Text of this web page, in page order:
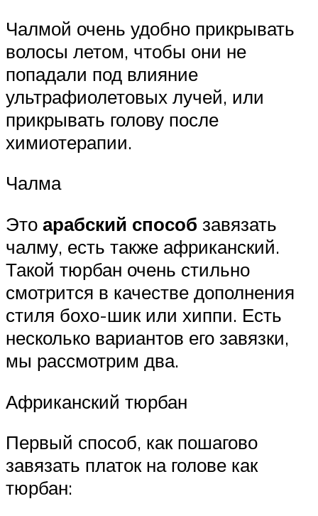
Чалмой очень удобно прикрывать
волосы летом, чтобы они не
попадали под влияние
ультрафиолетовых лучей, или
прикрывать голову после
химиотерапии.
Чалма
Это арабский способ завязать
чалму, есть также африканский.
Такой тюрбан очень стильно
смотрится в качестве дополнения
стиля бохо-шик или хиппи. Есть
несколько вариантов его завязки,
мы рассмотрим два.
Африканский тюрбан
Первый способ, как пошагово
завязать платок на голове как
тюрбан: